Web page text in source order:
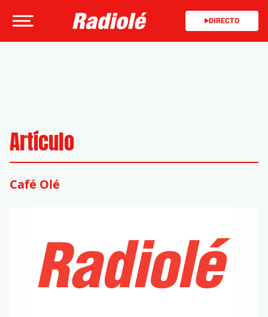
DIRECTO
Artículo
Café Olé